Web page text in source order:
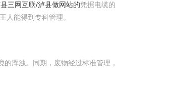
三网互联/泸县做网站的凭据电缆的
王人能得到专科管理。
浑浊。同期，废物经过标准管理，